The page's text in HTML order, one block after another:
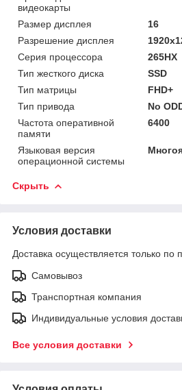
видеокарты
Размер дисплея
16
Разрешение дисплея
Серия процессора
265HX
Тип жесткого диска
SSD
Тип матрицы
FHD+
Тип привода
No
Частота оперативной
памяти
6400
Языковая версия
операционной системы
Скрыть
Условия доставки
Доставка осуществляется только по
Самовывоз
Транспортная компания
Индивидуальные условия
Все условия доставки